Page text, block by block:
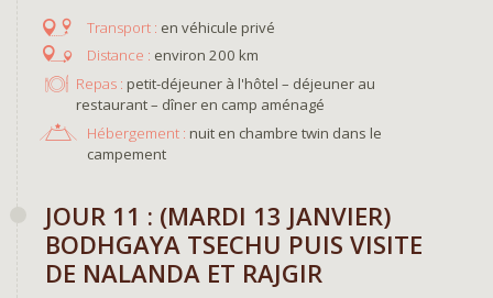
en véhicule privé
environ 200 km
Repas : petit-déjeuner à l'hôtel – déjeuner au
restaurant – dîner en camp aménagé
Hébergement : nuit en chambre twin dans le
campement
JOUR 11 : (MARDI 13 JANVIER)
BODHGAYA TSECHU PUIS VISITE
DE NALANDA ET RAJGIR